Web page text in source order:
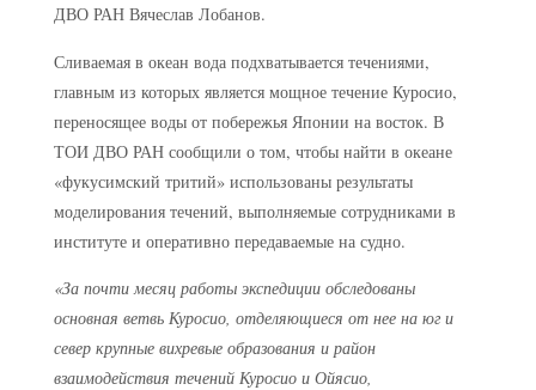
ДВО РАН Вячеслав Лобанов.
Сливаемая в океан вода подхватывается течениями,
главным из которых является мощное течение Куросио,
переносящее воды от побережья Японии на восток. В
ТОИ ДВО РАН сообщили о том, чтобы найти в океане
«фукусимский тритий» использованы результаты
моделирования течений, выполняемые сотрудниками в
институте и оперативно передаваемые на судно.
«За почти месяц работы экспедиции обследованы
основная ветвь Куросио, отделяющиеся от нее на юг и
север крупные вихревые образования и район
взаимодействия течений Куросио и Ойясио,